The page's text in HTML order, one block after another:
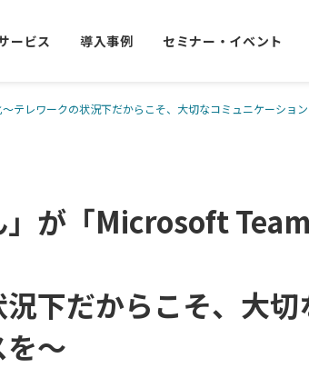
ービス 導入事例 セミナー・イベント
テレワークの状況下だからこそ、大切なコミュニケーショ
」が「Microsoft
下だからこそ、大
～